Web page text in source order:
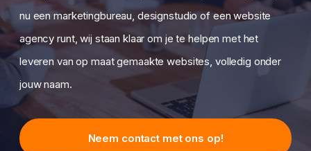
nu een marketingbureau, designstudio of een website
agency runt, wij staan klaar om je te helpen met het
leveren van op maat gemaakte websites, volledig onder
jouw naam.
Neem contact met ons op!